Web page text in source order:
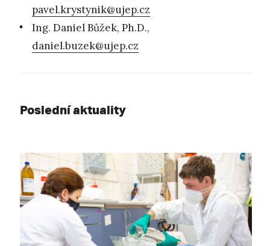
pavel.krystynik@ujep.cz
Ing. Daniel Bůžek, Ph.D.,
daniel.buzek@ujep.cz
Poslední aktuality